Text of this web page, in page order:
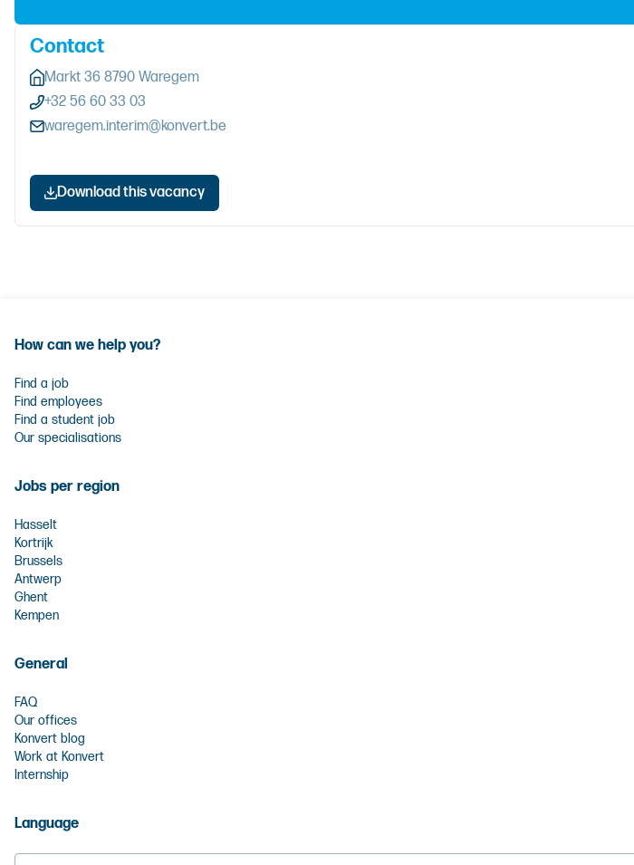
Contact
Markt 36 8790 Waregem
+32 56 60 33 03
waregem.interim@konvert.be
Download this vacancy
How can we help you?
Find a job
Find employees
Find a student job
Our specialisations
Jobs per region
Hasselt
Kortrijk
Brussels
Antwerp
Ghent
Kempen
General
FAQ
Our offices
Konvert blog
Work at Konvert
Internship
Language